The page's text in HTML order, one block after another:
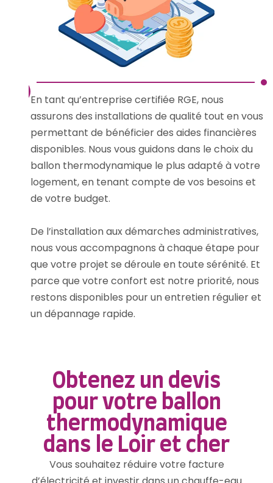
En tant qu’entreprise certifiée RGE, nous
assurons des installations de qualité tout en vous
permettant de bénéficier des aides financières
disponibles. Nous vous guidons dans le choix du
ballon thermodynamique le plus adapté à votre
logement, en tenant compte de vos besoins et
de votre budget.
De l’installation aux démarches administratives,
nous vous accompagnons à chaque étape pour
que votre projet se déroule en toute sérénité. Et
parce que votre confort est notre priorité, nous
restons disponibles pour un entretien régulier et
un dépannage rapide.
Obtenez un devis
pour votre ballon
thermodynamique
dans le Loir et cher
Vous souhaitez réduire votre facture